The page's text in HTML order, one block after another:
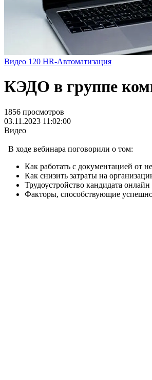
Видео 120 HR-Автоматизация
КЭДО в группе
1856 просмотров
03.11.2023 11:02:00
Видео
В ходе вебинара поговорили о том:
Как работать с документацией от
Как снизить затраты на
Трудоустройство кандидата
Факторы, способствующие